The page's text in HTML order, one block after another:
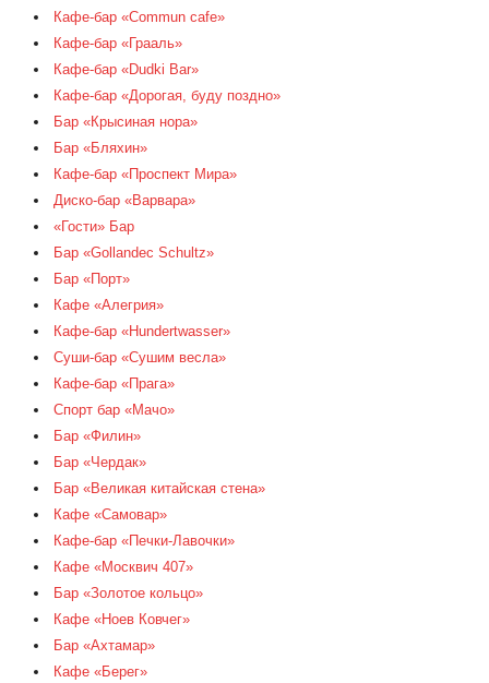
Кафе-бар «Commun cafe»
Кафе-бар «Грааль»
Кафе-бар «Dudki Bar»
Кафе-бар «Дорогая, буду поздно»
Бар «Крысиная нора»
Бар «Бляхин»
Кафе-бар «Проспект Мира»
Диско-бар «Варвара»
«Гости» Бар
Бар «Gollandec Schultz»
Бар «Порт»
Кафе «Алегрия»
Кафе-бар «Hundertwasser»
Суши-бар «Сушим весла»
Кафе-бар «Прага»
Спорт бар «Мачо»
Бар «Филин»
Бар «Чердак»
Бар «Великая китайская стена»
Кафе «Самовар»
Кафе-бар «Печки-Лавочки»
Кафе «Москвич 407»
Бар «Золотое кольцо»
Кафе «Ноев Ковчег»
Бар «Ахтамар»
Кафе «Берег»